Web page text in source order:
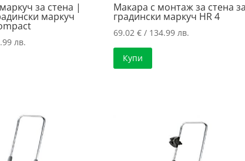
за стена |
маркуч
лв.
Макара с монтаж за стена за
градински маркуч HR 4
69.02€ / 134.99 лв.
Купи